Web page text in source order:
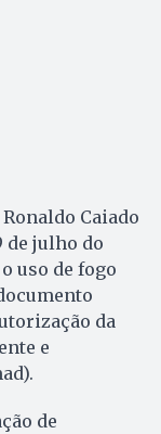
Caiado
de julho do
uso de fogo
da
e
de